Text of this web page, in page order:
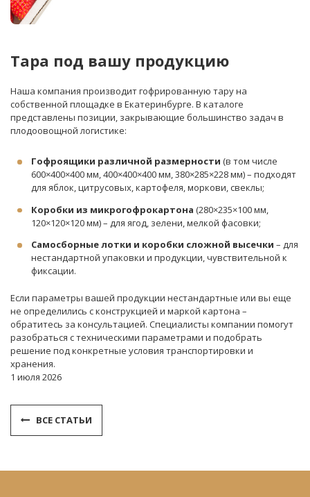
Тара под вашу продукцию
Наша компания производит гофрированную тару на
собственной площадке в Екатеринбурге. В каталоге
представлены позиции, закрывающие большинство задач в
плодоовощной логистике:
Гофроящики различной размерности (в том числе
600×400×400 мм, 400×400×400 мм, 380×285×228 мм) – подходят
для яблок, цитрусовых, картофеля, моркови, свеклы;
Коробки из микрогофрокартона (280×235×100 мм,
120×120×120 мм) – для ягод, зелени, мелкой фасовки;
Самосборные лотки и коробки сложной высечки – для
нестандартной упаковки и продукции, чувствительной к
фиксации.
Если параметры вашей продукции нестандартные или вы еще
не определились с конструкцией и маркой картона –
обратитесь за консультацией. Специалисты компании помогут
разобраться с техническими параметрами и подобрать
решение под конкретные условия транспортировки и
хранения.
1 июля 2026
ВСЕ СТАТЬИ